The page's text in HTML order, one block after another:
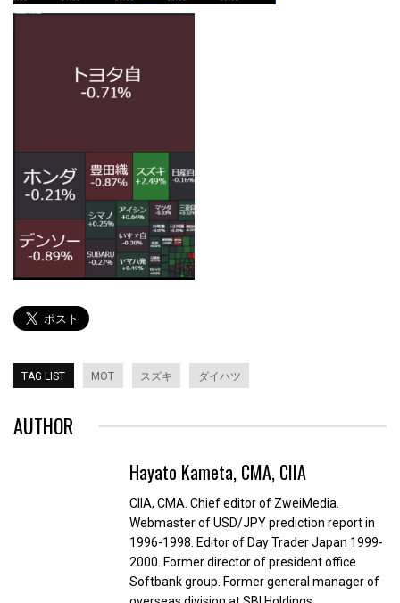
TAG LIST MOT スズキ ダイハツ
AUTHOR
Hayato Kameta, CMA, CIIA
CIIA, CMA. Chief editor of ZweiMedia.
Webmaster of USD/JPY prediction report in
1996-1998. Editor of Day Trader Japan 1999-
2000. Former director of president office
Softbank group. Former general manager of